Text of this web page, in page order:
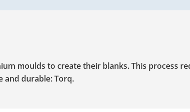
moulds to create their blanks. This process
and durable: Torq.